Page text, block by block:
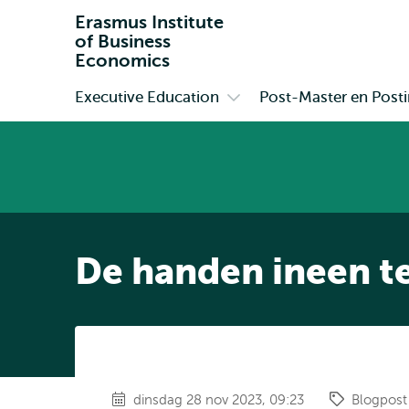
Erasmus Institute
of Business
Economics
Primair
Executive Education Post-Master en
De handen ineen
dinsdag 28 nov 2023, 09:23 Blogpost